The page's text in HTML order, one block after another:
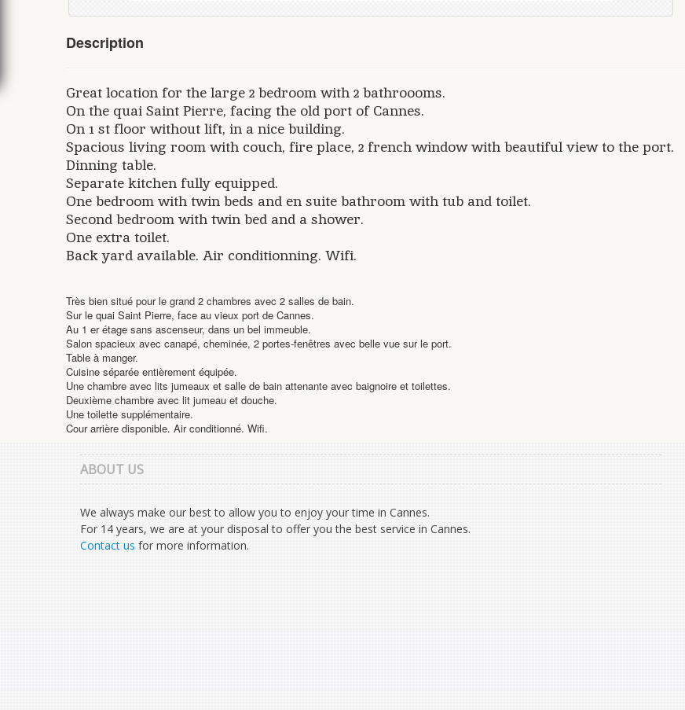
Description
Great location for the large 2 bedroom with 2 bathroooms.
On the quai Saint Pierre, facing the old port of Cannes.
On 1 st floor without lift, in a nice building.
Spacious living room with couch, fire place, 2 french window with beautiful view to the port.
Dinning table.
Separate kitchen fully equipped.
One bedroom with twin beds and en suite bathroom with tub and toilet.
Second bedroom with twin bed and a shower.
One extra toilet.
Back yard available. Air conditionning. Wifi.
Très bien situé pour le grand 2 chambres avec 2 salles de bain.
Sur le quai Saint Pierre, face au vieux port de Cannes.
Au 1 er étage sans ascenseur, dans un bel immeuble.
Salon spacieux avec canapé, cheminée, 2 portes-fenêtres avec belle vue sur le port.
Table à manger.
Cuisine séparée entièrement équipée.
Une chambre avec lits jumeaux et salle de bain attenante avec baignoire et toilettes.
Deuxième chambre avec lit jumeau et douche.
Une toilette supplémentaire.
Cour arrière disponible. Air conditionné. Wifi.
ABOUT US
We always make our best to allow you to enjoy your time in Cannes.
For 14 years, we are at your disposal to offer you the best service in Cannes.
Contact us for more information.